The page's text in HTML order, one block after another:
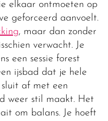
elkaar ontmoeten op
geforceerd aanvoelt.
, maar dan zonder
verwacht. Je
een sessie forest
ijsbad dat je hele
sluit af met een
weer stil maakt. Het
om balans. Je hoeft